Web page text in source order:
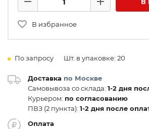
Минус
Плюс
В избранное
По запросу Шт. в упаковке: 20
Доставка по Москве
Самовывоза со склада: 1-2 дня
Курьером: по согласованию
ПВЗ (2 пункта): 1-2 дня после
Оплата